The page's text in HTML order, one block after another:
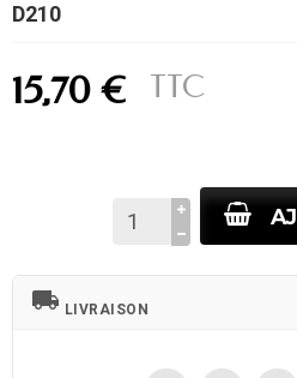
D210
15,70 € TTC
local_shipping LIVRAISON